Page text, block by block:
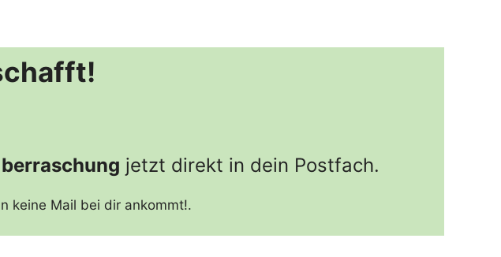
jetzt direkt in dein Postfach.
keine Mail bei dir ankommt!.